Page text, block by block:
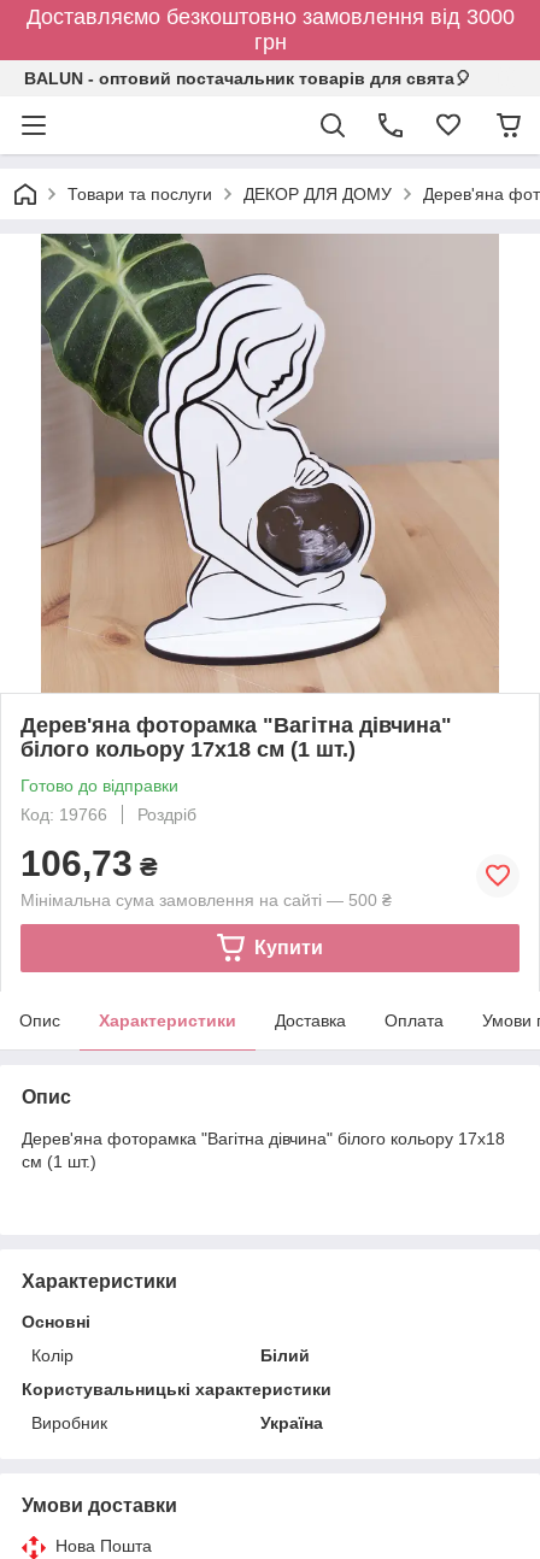
Доставляємо безкоштовно замовлення від 3000
грн
BALUN - оптовий постачальник товарів для свята🎈
Товари та послуги ДЕКОР ДЛЯ ДОМУ Дерев'яна
Дерев'яна фоторамка "Вагітна дівчина"
білого кольору 17х18 см (1 шт.)
Готово до відправки
Код: 19766
Роздріб
106,73 ₴
Мінімальна сума замовлення на сайті — 500 ₴
Купити
Опис Характеристики Доставка Оплата Умови
Опис
Дерев'яна фоторамка "Вагітна дівчина" білого кольору 17х18
см (1 шт.)
Характеристики
Основні
Колір
Білий
Користувальницькі характеристики
Виробник
Україна
Умови доставки
Нова Пошта